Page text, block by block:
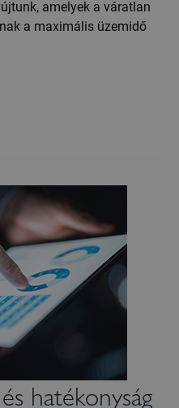
amelyek a váratlan
a maximális üzemidő
hatékonyság